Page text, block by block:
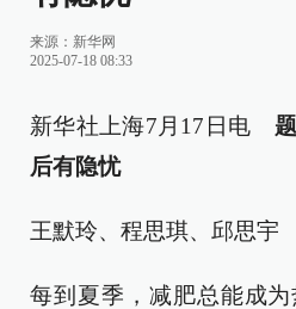
来源： 新华网
2025-07-18 08:33
新华社上海7月17日电
后有隐忧
王默玲、程思琪、邱思宇
每到夏季，减肥总能成